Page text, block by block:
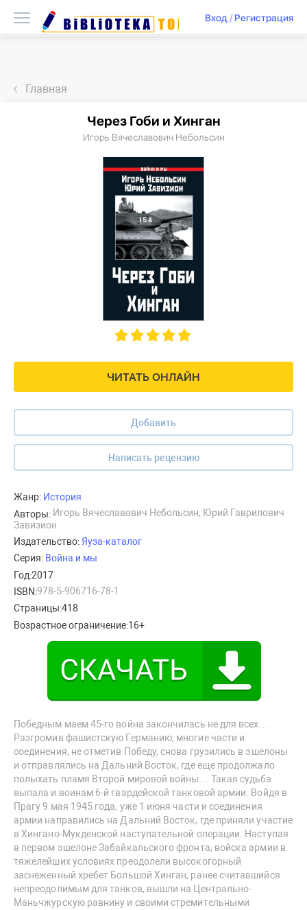
Вход/ Регистрация
Главная
ЧИТАТЬ ОНЛАЙН
Добавить
Написать рецензию
Через Гоби и Хинган
Игорь Вячеславович Небольсин
Жанр: История
Авторы: Игорь Вячеславович Небольсин, Юрий Гаврилович
Завизион
Издательство: Яуза-каталог
Серия: Война и мы
Год:2017
ISBN:978-5-906716-78-1
Страницы:418
Возрастное ограничение:16+
Победным маем 45-го война закончилась не для всех…
Разгромив фашистскую Германию, многие части и
соединения, не отметив Победу, снова грузились в эшелоны
и отправлялись на Дальний Восток, где еще продолжало
полыхать пламя Второй мировой войны… Такая судьба
выпала и воинам 6-й гвардейской танковой армии. Войдя в
Прагу 9 мая 1945 года, уже 1 июня части и соединения
армии направились на Дальний Восток, где приняли участие
в Хингано-Мукденской наступательной операции. Наступая
в первом эшелоне Забайкальского фронта, войска армии в
тяжелейших условиях преодолели высокогорный
заснеженный хребет Большой Хинган, ранее считавшийся
непреодолимым для танков, вышли на Центрально-
Маньчжурскую равнину и своими стремительными